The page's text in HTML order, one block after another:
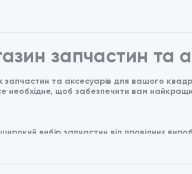
запчастин та
запчастин та аксесуарів для вашого
необхідне, щоб забезпечити вам
вибір запчастин від провідних
його унікальним. Ми маємо